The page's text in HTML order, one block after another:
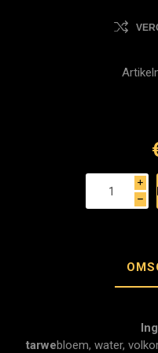
i
h
tarwebloem, water,